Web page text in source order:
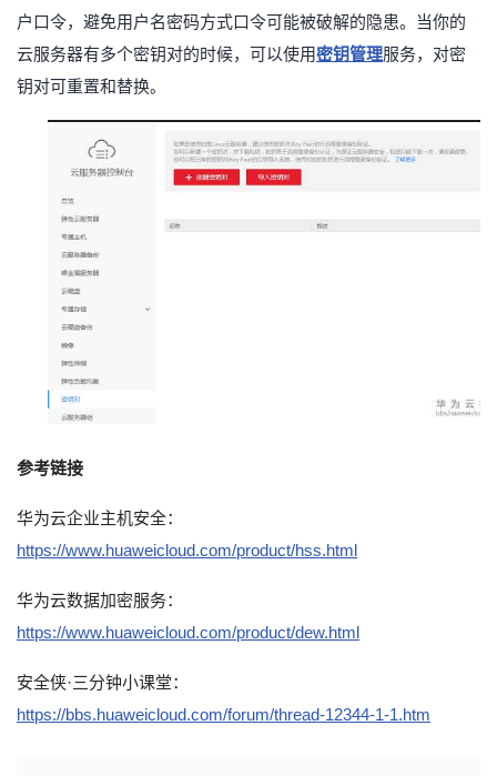
户口令，避免用户名密码方式口令可能被破解的隐患。当你的
云服务器有多个密钥对的时候，可以使用密钥管理服务，对密
钥对可重置和替换。
参考链接
华为云企业主机安全：
https://www.huaweicloud.com/product/hss.html
华为云数据加密服务：
https://www.huaweicloud.com/product/dew.html
安全侠·三分钟小课堂：
https://bbs.huaweicloud.com/forum/thread-12344-1-1.htm